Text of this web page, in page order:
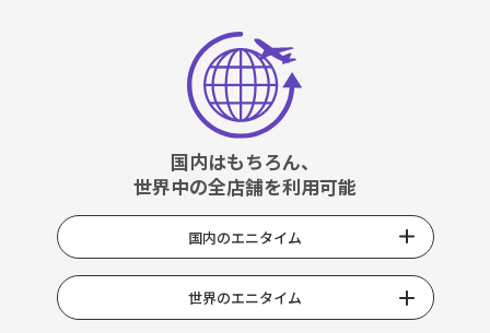
国内はもちろん、
世界中の全店舗を利用可能
国内のエニタイム
世界のエニタイム